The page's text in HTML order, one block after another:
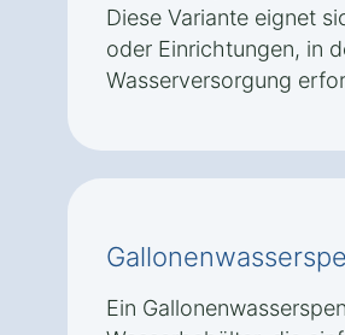
Diese Variante eignet
oder Einrichtungen, in
Wasserversorgung
Ein